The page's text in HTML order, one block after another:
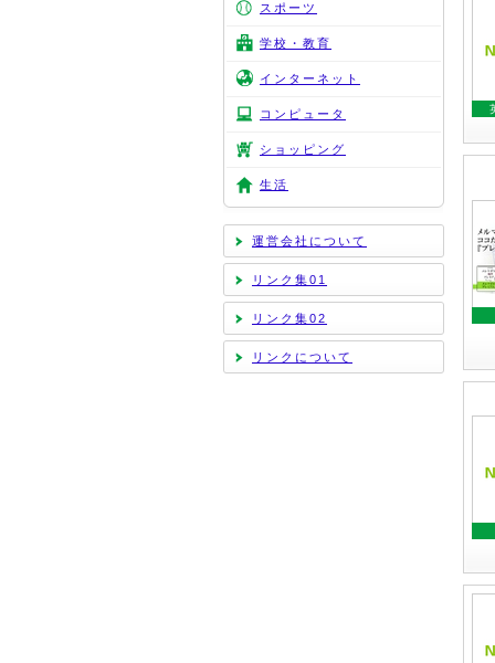
スポーツ
学校・教育
インターネット
コンピュータ
ショッピング
生活
運営会社について
リンク集01
リンク集02
リンクについて